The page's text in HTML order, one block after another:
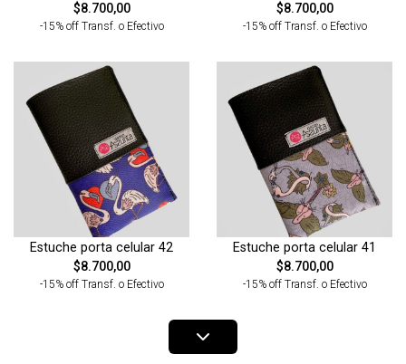
$8.700,00
-15% off Transf. o Efectivo
$8.700,00
-15% off Transf. o Efectivo
Estuche porta celular 42
$8.700,00
-15% off Transf. o Efectivo
Estuche porta celular 41
$8.700,00
-15% off Transf. o Efectivo